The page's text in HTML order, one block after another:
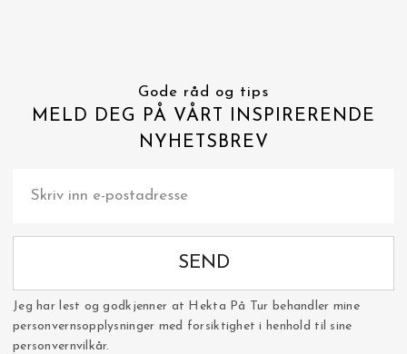
Gode råd og tips
MELD DEG PÅ VÅRT INSPIRERENDE
NYHETSBREV
SEND
Jeg har lest og godkjenner at Hekta På Tur behandler mine
personvernsopplysninger med forsiktighet i henhold til sine
personvernvilkår.